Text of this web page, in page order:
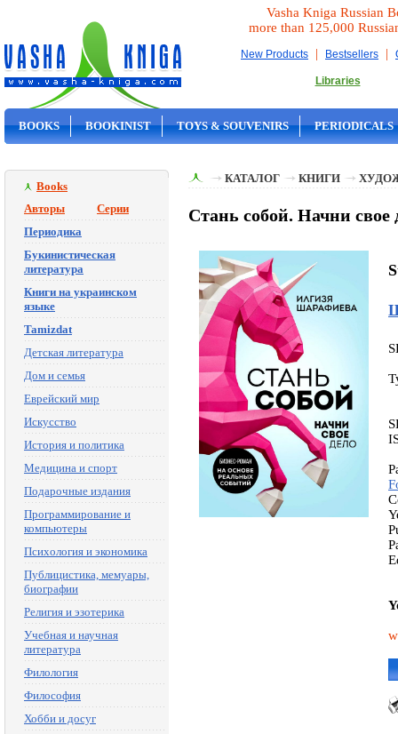
Vasha Kniga Russian
more than 125,000
New Products | Bestsellers |
Libraries
BOOKS BOOKINIST TOYS & SOUVENIRS PERIODICALS
Books
Авторы
Серии
Периодика
Букинистическая
литература
Книги на украинском
языке
Tamizdat
Детская литература
Дом и семья
Еврейский мир
Искусство
История и политика
Медицина и спорт
Подарочные издания
Программирование и
компьютеры
Психология и экономика
Публицистика, мемуары,
биографии
Религия и эзотерика
Учебная и научная
литература
Филология
Философия
Хобби и досуг
КАТАЛОГ КНИГИ
Стань собой. Начни